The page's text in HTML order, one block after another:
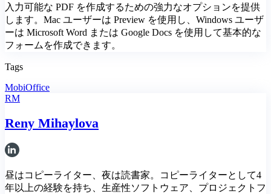
入力可能な PDF を作成するための強力なオプションを提供
します。Mac ユーザーは Preview を使用し、Windows ユーザ
ーは Microsoft Word または Google Docs を使用して基本的な
フォームを作成できます。
Tags
MobiOffice
RM
Reny Mihaylova
昼はコピーライター、夜は読書家。コピーライターとして4
年以上の経験を持ち、生産性ソフトウェア、プロジェクトフ